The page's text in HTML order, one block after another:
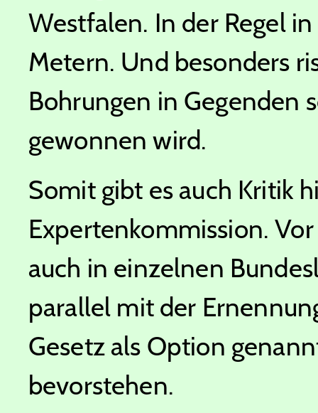
Westfalen. In der Regel
Metern. Und besonders
Bohrungen in Gegenden
gewonnen wird.
Somit gibt es auch Kritik
Expertenkommission.
auch in einzelnen
parallel mit der
Gesetz als Option
bevorstehen.